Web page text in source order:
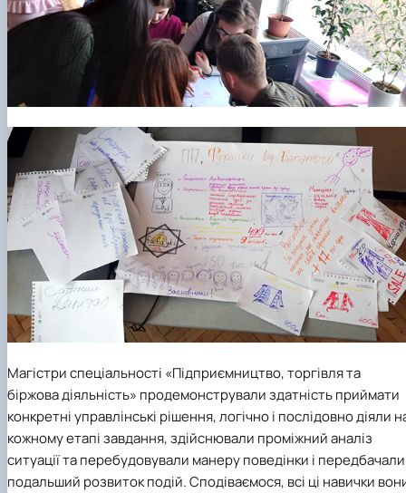
Магістриспеціальності «Підприємництво, торгівля та
біржова діяльність» продемонстрували здатність приймати
конкретні управлінські рішення, логічно і послідовно діяли
кожному етапі завдання, здійснювали проміжний аналіз
ситуації та перебудовували манеру поведінки і передбачали
подальший розвиток подій. Сподіваємося, всі ці навички